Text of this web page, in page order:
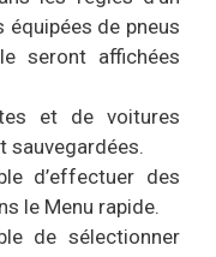
équipées de pneus
seront affichées
et de voitures
sauvegardées.
d’effectuer des
le Menu rapide.
de sélectionner